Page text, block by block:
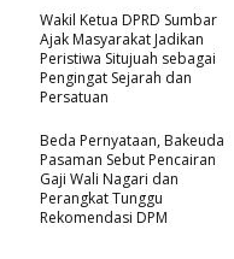
Wakil Ketua DPRD Sumbar
Ajak Masyarakat Jadikan
Peristiwa Situjuah sebagai
Pengingat Sejarah dan
Persatuan
Beda Pernyataan, Bakeuda
Pasaman Sebut Pencairan
Gaji Wali Nagari dan
Perangkat Tunggu
Rekomendasi DPM